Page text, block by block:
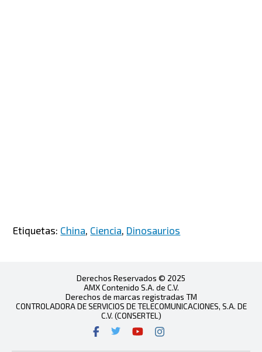
Etiquetas: China, Ciencia, Dinosaurios
Derechos Reservados © 2025
AMX Contenido S.A. de C.V.
Derechos de marcas registradas TM
CONTROLADORA DE SERVICIOS DE TELECOMUNICACIONES, S.A. DE
C.V. (CONSERTEL)